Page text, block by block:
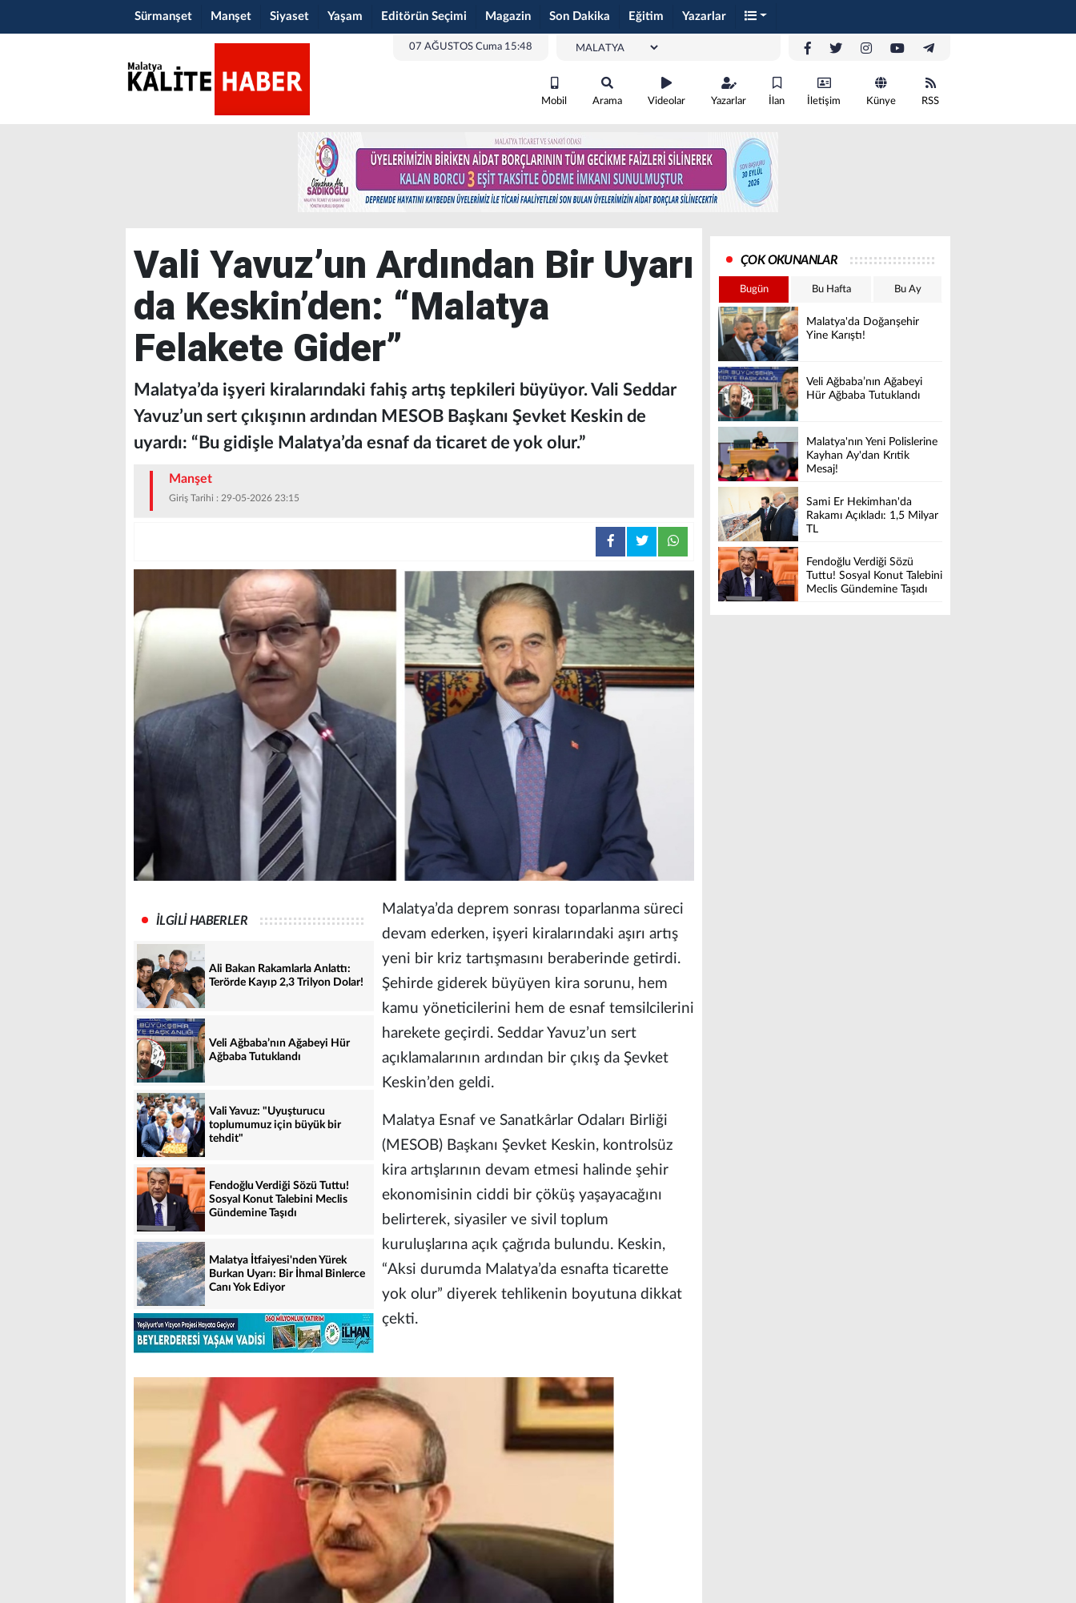
Sürmanşet Manşet Siyaset Yaşam Editörün Seçimi Magazin Son Dakika Eğitim Yazarlar
07 AĞUSTOS Cuma 15:48
Mobil Arama Videolar Yazarlar İlan İletişim Künye RSS
Vali Yavuz’un Ardından Bir Uyarı
da Keskin’den: “Malatya
Felakete Gider”
Malatya’da işyeri kiralarındaki fahiş artış tepkileri büyüyor. Vali Seddar
Yavuz’un sert çıkışının ardından MESOB Başkanı Şevket Keskin de
uyardı: “Bu gidişle Malatya’da esnaf da ticaret de yok olur.”
Manşet
Giriş Tarihi : 29-05-2026 23:15
İLGİLİ HABERLER
Ali Bakan Rakamlarla Anlattı:
Terörde Kayıp 2,3 Trilyon Dolar!
Veli Ağbaba’nın Ağabeyi Hür
Ağbaba Tutuklandı
Vali Yavuz: "Uyuşturucu
toplumumuz için büyük bir
tehdit"
Fendoğlu Verdiği Sözü Tuttu!
Sosyal Konut Talebini Meclis
Gündemine Taşıdı
Malatya İtfaiyesi'nden Yürek
Burkan Uyarı: Bir İhmal Binlerce
Canı Yok Ediyor
Malatya’da deprem sonrası toparlanma süreci
devam ederken, işyeri kiralarındaki aşırı artış
yeni bir kriz tartışmasını beraberinde getirdi.
Şehirde giderek büyüyen kira sorunu, hem
kamu yöneticilerini hem de esnaf temsilcilerini
harekete geçirdi. Seddar Yavuz’un sert
açıklamalarının ardından bir çıkış da Şevket
Keskin’den geldi.
Malatya Esnaf ve Sanatkârlar Odaları Birliği
(MESOB) Başkanı Şevket Keskin, kontrolsüz
kira artışlarının devam etmesi halinde şehir
ekonomisinin ciddi bir çöküş yaşayacağını
belirterek, siyasiler ve sivil toplum
kuruluşlarına açık çağrıda bulundu. Keskin,
“Aksi durumda Malatya’da esnafta ticarette
yok olur” diyerek tehlikenin boyutuna dikkat
çekti.
ÇOK OKUNANLAR
Bugün Bu Hafta Bu Ay
Malatya'da Doğanşehir
Yine Karıştı!
Veli Ağbaba’nın Ağabeyi
Hür Ağbaba Tutuklandı
Malatya'nın Yeni Polislerine
Kayhan Ay'dan Krıtik
Mesaj!
Sami Er Hekimhan'da
Rakamı Açıkladı: 1,5 Milyar
TL
Fendoğlu Verdiği Sözü
Tuttu! Sosyal Konut Talebini
Meclis Gündemine Taşıdı